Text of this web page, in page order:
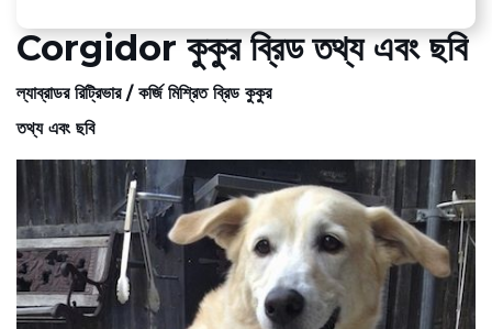
Corgidor কুকুর ব্রিড তথ্য এবং ছবি
ল্যাব্রাডর রিট্রিভার / কর্জি মিশ্রিত ব্রিড কুকুর
তথ্য এবং ছবি